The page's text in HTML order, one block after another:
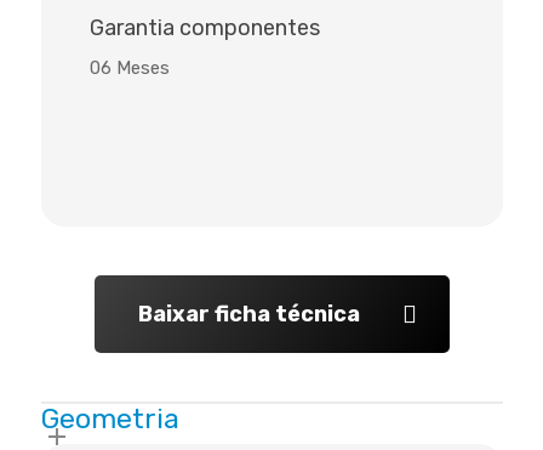
Garantia componentes
06 Meses
Baixar ficha técnica
Geometria